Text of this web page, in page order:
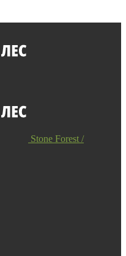
Stone Forest /